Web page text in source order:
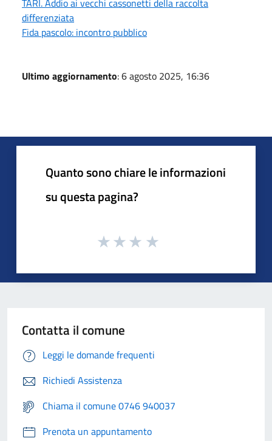
differenziata
Fida pascolo: incontro pubblico
Ultimo aggiornamento: 6 agosto 2025, 16:36
Quanto sono chiare le informazioni
su questa pagina?
Contatta il comune
Leggi le domande frequenti
Richiedi Assistenza
Chiama il comune 0746 940037
Prenota un appuntamento